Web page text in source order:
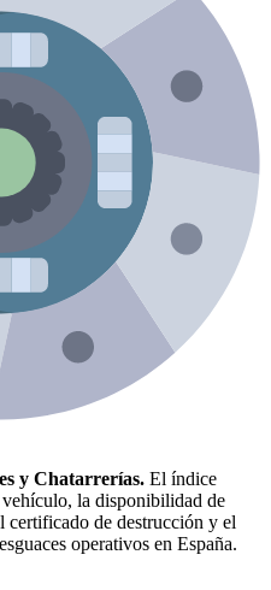
y Chatarrerías. El índice
la disponibilidad de
certificado de destrucción y el
operativos en España.